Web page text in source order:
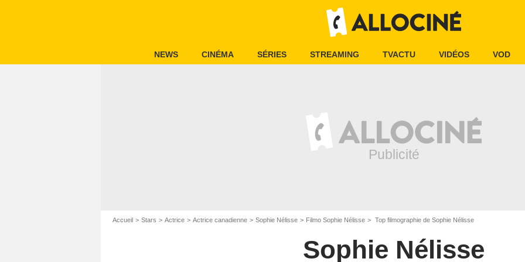
NEWS CINÉMA SÉRIES STREAMING TVACTU VIDÉOS VOD
Accueil Stars Actrice Actrice canadienne Sophie Nélisse Filmo Sophie Nélisse Top filmographie de Sophie Nélisse
Sophie Nélisse